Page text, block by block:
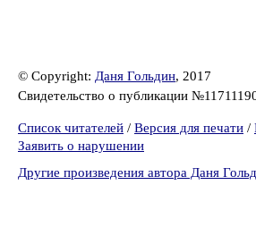
© Copyright: Даня Гольдин, 2017
Свидетельство о публикации
Список читателей / Версия для печати /
Заявить о нарушении
Другие произведения автора Даня